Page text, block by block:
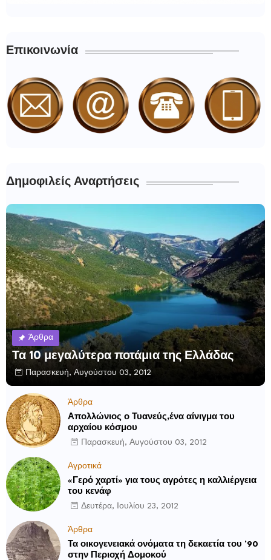
Επικοινωνία
Δημοφιλείς Αναρτήσεις
Άρθρα
Τα 10 μεγαλύτερα ποτάμια της Ελλάδας
Παρασκευή, Αυγούστου 03, 2012
Άρθρα
Απολλώνιος ο Τυανεύς,ένα αίνιγμα του
αρχαίου κόσμου
Παρασκευή, Αυγούστου 03, 2012
Αγροτικά
«Γερό χαρτί» για τους αγρότες η καλλιέργεια
του κενάφ
Δευτέρα, Ιουλίου 23, 2012
Άρθρα
Τα οικογενειακά ονόματα τη δεκαετία του ’90
στην Περιοχή Δομοκού